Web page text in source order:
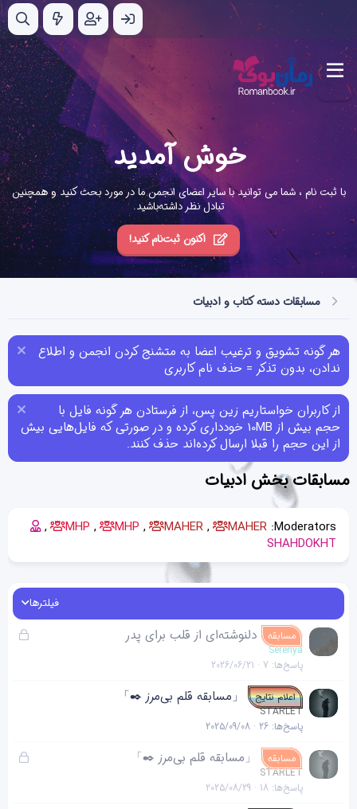
خوش آمدید
با ثبت نام ، شما می توانید با سایر اعضای انجمن ما در مورد بحث کنید و همچنین
تبادل نظر داشته‌باشید.
اکنون ثبت‌نام کنید!
مسابقات دسته کتاب و ادبیات
هر گونه تشویق و ترغیب اعضا به متشنج کردن انجمن و اطلاع
ندادن، بدون تذکر = حذف نام کاربری
از کاربران خواستاریم زین پس، از فرستادن هر گونه فایل با
حجم بیش از 10MB خودداری کرده و در صورتی که فایل‌هایی بیش
از این حجم را قبلا ارسال کرده‌اند حذف کنند.
مسابقات بخش ادبیات
Moderators:
MAHER
MAHER
MHP
MHP
SHAHDOKHT
فیلترها
ق
مسابقه دلنوشته‌ای از قلب برای پدر
Serenya
پاسخ‌ها 7
2026/06/21
اعلام نتایج 「مسابقه قلم بی‌مرز ✒️」
STARLET
پاسخ‌ها 26
2025/09/08
ق
مسابقه 「مسابقه قلم بی‌مرز ✒️」
STARLET
پاسخ‌ها 18
2025/08/29